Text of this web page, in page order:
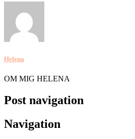
Helena
OM MIG HELENA
Post navigation
Navigation